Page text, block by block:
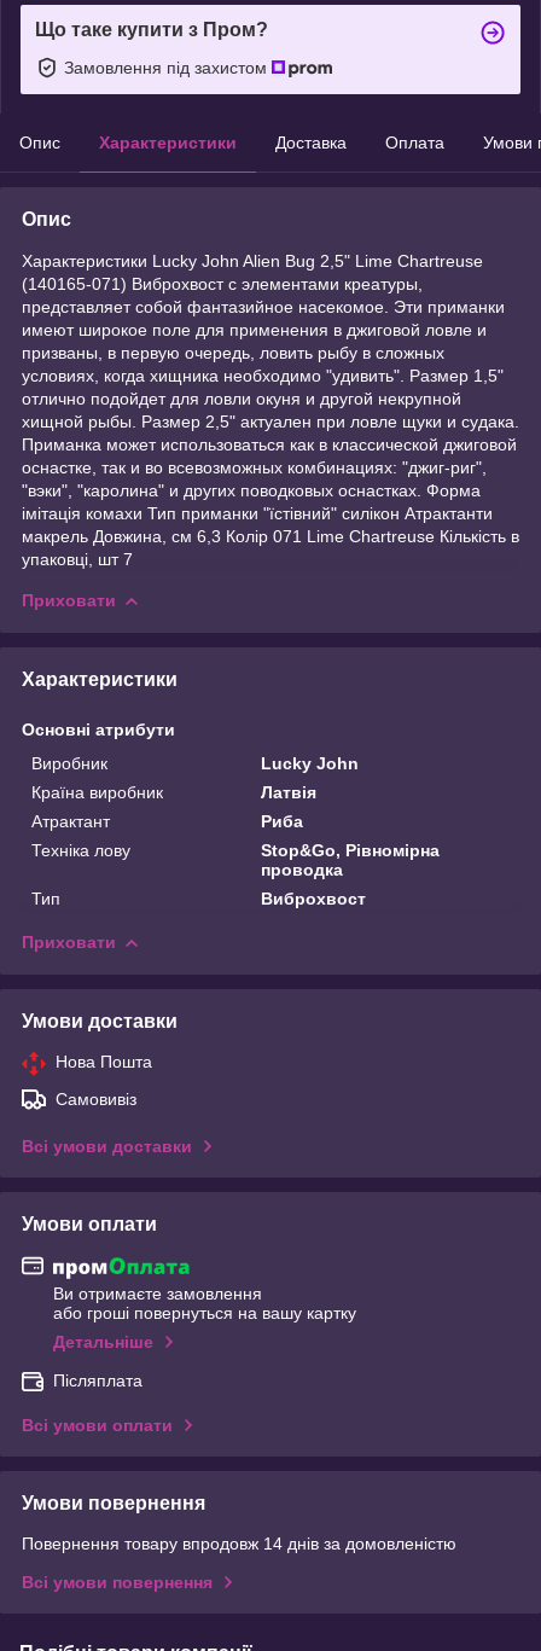
Що таке купити з Пром?
Замовлення під захистом
Опис Характеристики Доставка Оплата Умови
Опис
Характеристики Lucky John Alien Bug 2,5" Lime Chartreuse
(140165-071) Виброхвост с элементами креатуры,
представляет собой фантазийное насекомое. Эти приманки
имеют широкое поле для применения в джиговой ловле и
призваны, в первую очередь, ловить рыбу в сложных
условиях, когда хищника необходимо "удивить". Размер 1,5"
отлично подойдет для ловли окуня и другой некрупной
хищной рыбы. Размер 2,5" актуален при ловле щуки и судака.
Приманка может использоваться как в классической джиговой
оснастке, так и во всевозможных комбинациях: "джиг-риг",
"вэки", "каролина" и других поводковых оснастках. Форма
імітація комахи Тип приманки "їстівний" силікон Атрактанти
макрель Довжина, см 6,3 Колір 071 Lime Chartreuse Кількість в
упаковці, шт 7
Приховати
Характеристики
Основні атрибути
Виробник
Lucky John
Країна виробник
Латвія
Атрактант
Риба
Техніка лову
Stop&Go, Рівномірна
проводка
Тип
Виброхвост
Приховати
Умови доставки
Нова Пошта
Самовивіз
Всі умови доставки
Умови оплати
Ви отримаєте замовлення
або гроші повернуться на вашу картку
Детальніше
Післяплата
Всі умови оплати
Умови повернення
Повернення товару впродовж 14 днів за домовленістю
Всі умови повернення